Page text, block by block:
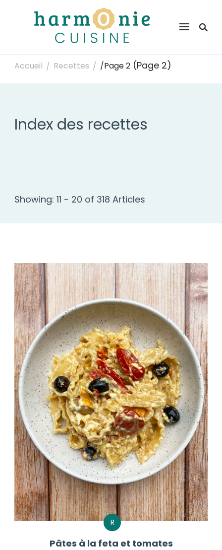
Harmonie Cuisine
Accueil / Recettes / /Page 2 (Page 2)
Index des recettes
Showing: 11 - 20 of 318 Articles
R
Pâtes à la feta et tomates